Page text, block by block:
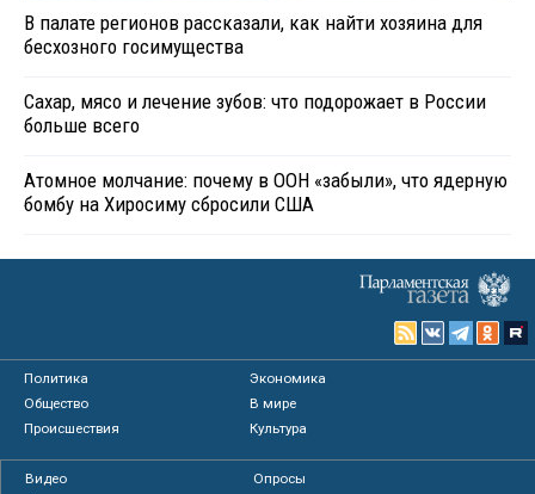
В палате регионов рассказали, как найти хозяина для
бесхозного госимущества
Сахар, мясо и лечение зубов: что подорожает в России
больше всего
Атомное молчание: почему в ООН «забыли», что ядерную
бомбу на Хиросиму сбросили США
Политика
Экономика
Общество
В мире
Происшествия
Культура
Видео
Опросы